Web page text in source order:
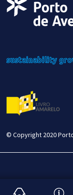
sustainability
© Copyright 2020